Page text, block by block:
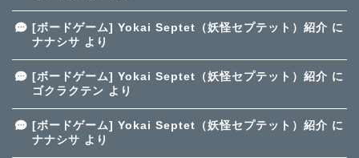
[ボードゲーム] Yokai Septet（妖怪セプテット）紹介 に
ナナシサ より
[ボードゲーム] Yokai Septet（妖怪セプテット）紹介 に
ゴクラクテン より
[ボードゲーム] Yokai Septet（妖怪セプテット）紹介 に
ナナシサ より